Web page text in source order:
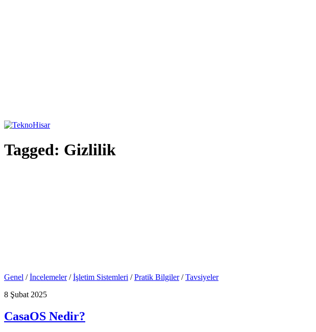
Tagged: Gizlilik
Genel /İncelemeler/İşletim Sistemleri /Pratik Bilgiler/Tavsiyeler
8 Şubat 2025
CasaOS Nedir?